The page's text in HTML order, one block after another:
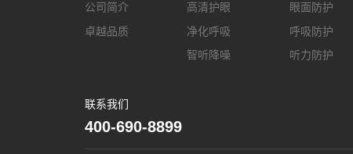
公司简介
卓越品质
高清护眼
净化呼吸
智听降噪
眼面防护
呼吸防护
听力防护
联系我们
400-690-8899